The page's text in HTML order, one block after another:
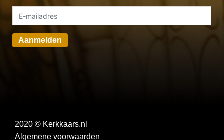
Aanmelden
2020 © Kerkkaars.nl
Algemene voorwaarden